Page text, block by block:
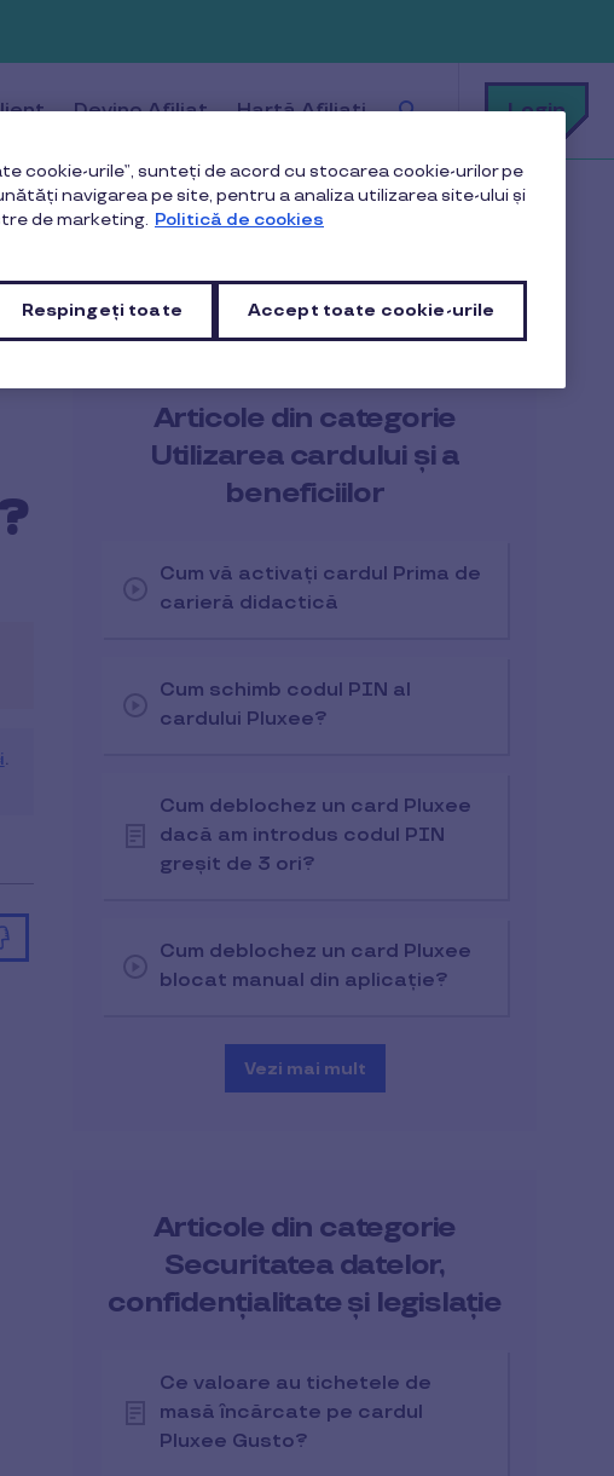
Devino Afiliat Hartă Afiliați
ce
ajuta?
Login
încărcate pe cardul meu Social Plus?
.
Articole din categorie
Utilizarea cardului și a
beneficiilor
Cum vă activați cardul Prima de
carieră didactică
Cum schimb codul PIN al
cardului Pluxee?
Cum deblochez un card Pluxee
dacă am introdus codul PIN
greșit de 3 ori?
Cum deblochez un card Pluxee
blocat manual din aplicație?
Vezi mai mult
Articole din categorie
Securitatea datelor,
confidențialitate și legislație
Ce valoare au tichetele de
masă încărcate pe cardul
Pluxee Gusto?
cookie-urile”, sunteți de acord cu stocarea cookie-urilor pe
navigarea pe site, pentru a analiza utilizarea site-ului și
de marketing. Politică de cookies
Respingeți toate Accept toate cookie-urile